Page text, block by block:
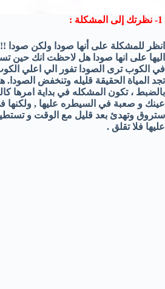
انظر للمشكلة على أنها صودا ولكن صودا
اليها على انها صودا هل لاحظت انك حين
في الكوب ترى الصودا تفور الي اعلي
تجد المياة الحقيقة قليله وتنخفض الصودا.
بالضبط ، تكون المشكله في بداية امرها
عينك و صعبة في السيطره عليها , ولكنها
ستروق وتهدئ بعد قليل مع الوقت و
عليها فلا تقلق .